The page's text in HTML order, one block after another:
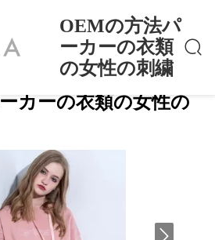
OEMの方法パ
ーカーの衣類
の女性の刺繍
法パーカーの衣類の女性の刺繍
カーの衣類の女性の